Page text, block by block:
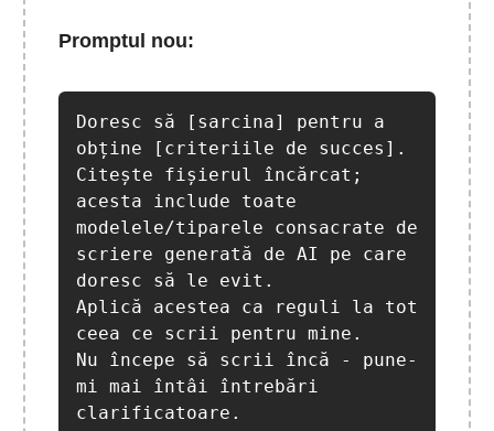
Promptul nou:
Doresc să [sarcina] pentru a
obține [criteriile de succes].
Citește fișierul încărcat;
acesta include toate
modelele/tiparele consacrate de
scriere generată de AI pe care
doresc să le evit.
Aplică acestea ca reguli la tot
ceea ce scrii pentru mine.
Nu începe să scrii încă - pune-
mi mai întâi întrebări
clarificatoare.